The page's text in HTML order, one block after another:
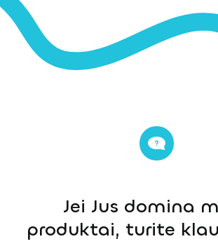
Jei Jus domina
produktai, turite